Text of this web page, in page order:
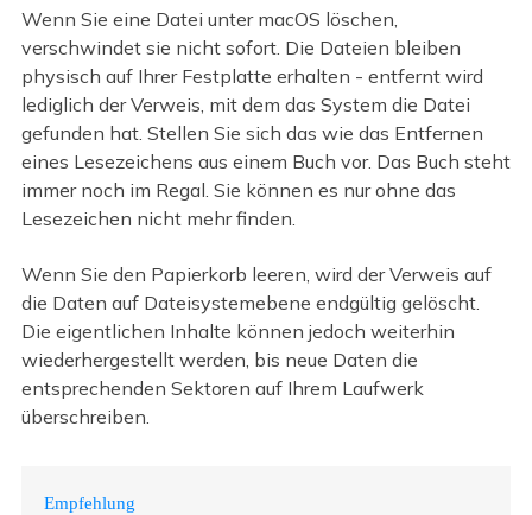
Wenn Sie eine Datei unter macOS löschen,
verschwindet sie nicht sofort. Die Dateien bleiben
physisch auf Ihrer Festplatte erhalten - entfernt wird
lediglich der Verweis, mit dem das System die Datei
gefunden hat. Stellen Sie sich das wie das Entfernen
eines Lesezeichens aus einem Buch vor. Das Buch steht
immer noch im Regal. Sie können es nur ohne das
Lesezeichen nicht mehr finden.
Wenn Sie den Papierkorb leeren, wird der Verweis auf
die Daten auf Dateisystemebene endgültig gelöscht.
Die eigentlichen Inhalte können jedoch weiterhin
wiederhergestellt werden, bis neue Daten die
entsprechenden Sektoren auf Ihrem Laufwerk
überschreiben.
Empfehlung